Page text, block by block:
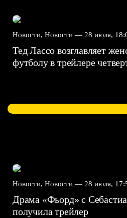
Новости, Новости — 28 июля,
Тед Лассо возглавляет
футболу в трейлере
Новости, Новости — 28 июля,
Драма «Фьорд» с
получила трейлер